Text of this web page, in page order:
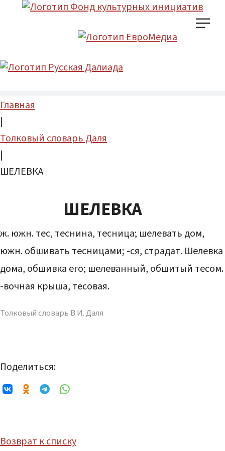
Главная
|
Толковый словарь Даля
|
ШЕЛЕВКА
ШЕЛЕВКА
ж. южн. тес, теснина, тесница; шелевать дом,
южн. обшивать тесницами; -ся, страдат. Шелевка
дома, обшивка его; шелеванный, обшитый тесом.
-вочная крыша, тесовая.
Толковый словарь В.И. Даля
Поделиться:
Возврат к списку